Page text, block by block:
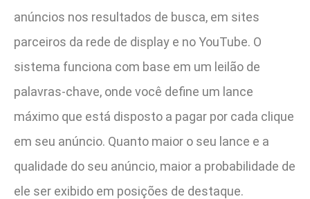
anúncios nos resultados de busca, em sites
parceiros da rede de display e no YouTube. O
sistema funciona com base em um leilão de
palavras-chave, onde você define um lance
máximo que está disposto a pagar por cada clique
em seu anúncio. Quanto maior o seu lance e a
qualidade do seu anúncio, maior a probabilidade de
ele ser exibido em posições de destaque.